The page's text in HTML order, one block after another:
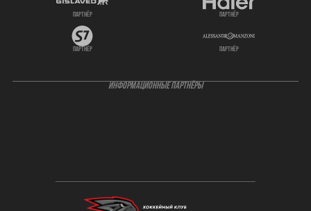
партнёр партнёр
партнёр партнёр
ИНФОРМАЦИОННЫЕ ПАРТНЁРЫ